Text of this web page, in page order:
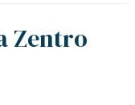
Zentro